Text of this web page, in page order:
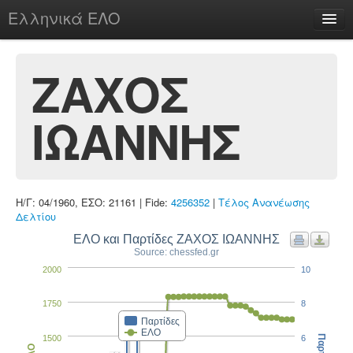
Ελληνικά ΕΛΟ
chesstu.be @ discord
Login
ΖΑΧΟΣ
ΙΩΑΝΝΗΣ
Η/Γ: 04/1960, ΕΣΟ: 21161 | Fide: 4256352 | Τέλος Ανανέωσης
Δελτίου
ΕΛΟ και Παρτίδες ΖΑΧΟΣ ΙΩΑΝΝΗΣ
Source: chessfed.gr
Παρτίδες
ΕΛΟ
1500
1750
2000
6
8
10